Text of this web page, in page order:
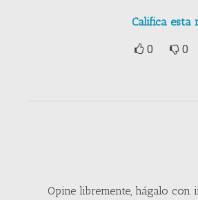
Califica esta
0 0
Opine libremente, hágalo